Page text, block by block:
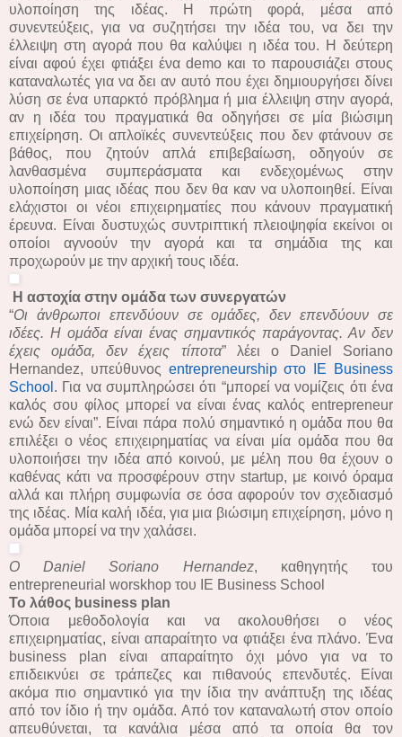
υλοποίηση της ιδέας. Η πρώτη φορά, μέσα από
συνεντεύξεις, για να συζητήσει την ιδέα του, να δει την
έλλειψη στη αγορά που θα καλύψει η ιδέα του. Η δεύτερη
είναι αφού έχει φτιάξει ένα demo και το παρουσιάζει στους
καταναλωτές για να δει αν αυτό που έχει δημιουργήσει δίνει
λύση σε ένα υπαρκτό πρόβλημα ή μια έλλειψη στην αγορά,
αν η ιδέα του πραγματικά θα οδηγήσει σε μία βιώσιμη
επιχείρηση. Οι απλοϊκές συνεντεύξεις που δεν φτάνουν σε
βάθος, που ζητούν απλά επιβεβαίωση, οδηγούν σε
λανθασμένα συμπεράσματα και ενδεχομένως στην
υλοποίηση μιας ιδέας που δεν θα καν να υλοποιηθεί. Είναι
ελάχιστοι οι νέοι επιχειρηματίες που κάνουν πραγματική
έρευνα. Είναι δυστυχώς συντριπτική πλειοψηφία εκείνοι οι
οποίοι αγνοούν την αγορά και τα σημάδια της και
προχωρούν με την αρχική τους ιδέα.
Η αστοχία στην ομάδα των συνεργατών
“Οι άνθρωποι επενδύουν σε ομάδες, δεν επενδύουν σε
ιδέες. Η ομάδα είναι ένας σημαντικός παράγοντας. Αν δεν
έχεις ομάδα, δεν έχεις τίποτα” λέει ο Daniel Soriano
Hernandez, υπεύθυνος entrepreneurship στο IE Business
School . Για να συμπληρώσει ότι “μπορεί να νομίζεις ότι ένα
καλός σου φίλος μπορεί να είναι ένας καλός entrepreneur
ενώ δεν είναι”. Είναι πάρα πολύ σημαντικό η ομάδα που θα
επιλέξει ο νέος επιχειρηματίας να είναι μία ομάδα που θα
υλοποιήσει την ιδέα από κοινού, με μέλη που θα έχουν ο
καθένας κάτι να προσφέρουν στην startup, με κοινό όραμα
αλλά και πλήρη συμφωνία σε όσα αφορούν τον σχεδιασμό
της ιδέας. Μία καλή ιδέα, για μια βιώσιμη επιχείρηση, μόνο η
ομάδα μπορεί να την χαλάσει.
Ο Daniel Soriano Hernandez, καθηγητής του
entrepreneurial worskhop του IE Business School
Το λάθος business plan
Όποια μεθοδολογία και να ακολουθήσει ο νέος
επιχειρηματίας, είναι απαραίτητο να φτιάξει ένα πλάνο. Ένα
business plan είναι απαραίτητο όχι μόνο για να το
επιδεικνύει σε τράπεζες και πιθανούς επενδυτές. Είναι
ακόμα πιο σημαντικό για την ίδια την ανάπτυξη της ιδέας
από τον ίδιο ή την ομάδα. Από τον καταναλωτή στον οποίο
απευθύνεται, τα κανάλια μέσα από τα οποία θα τον